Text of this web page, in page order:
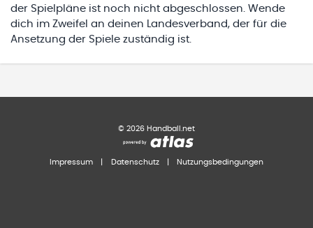
der Spielpläne ist noch nicht abgeschlossen. Wende
dich im Zweifel an deinen Landesverband, der für die
Ansetzung der Spiele zuständig ist.
© 2026 Handball.net
Impressum Datenschutz Nutzungsbedingungen